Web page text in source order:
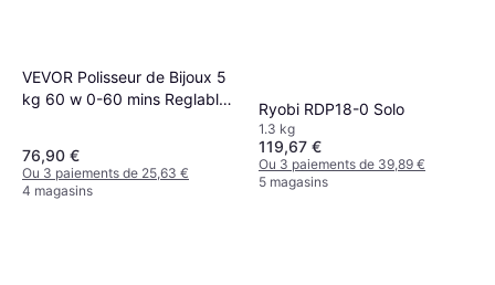
VEVOR Polisseur de Bijoux 5
kg 60 w 0-60 mins Reglable
76,90 €
Ou 3 paiements de 25,63 €
4 magasins
Ryobi RDP18-0 Solo
1.3 kg
119,67 €
Ou 3 paiements de 39,89 €
5 magasins